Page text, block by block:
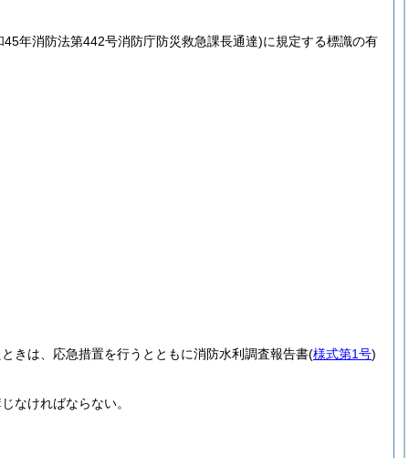
45年消防法第442号消防庁防災救急課長通達)に規定する標識の有
きは、応急措置を行うとともに消防水利調査報告書(様式第1号)
なければならない。